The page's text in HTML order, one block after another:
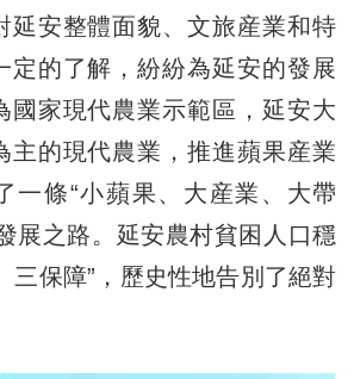
延安整體面貌、文旅産業和特
定的了解，紛紛為延安的發展
國家現代農業示範區，延安大
主的現代農業，推進蘋果産業
一條“小蘋果、大産業、大帶
展之路。延安農村貧困人口穩
三保障”，歷史性地告別了絕對